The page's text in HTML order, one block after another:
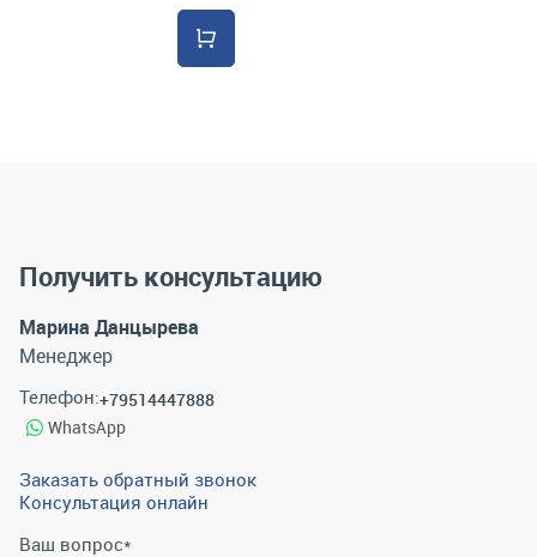
Получить консультацию
Марина Данцырева
Менеджер
Телефон:+79514447888
WhatsApp
Заказать обратный звонок
Консультация онлайн
Ваш вопрос*